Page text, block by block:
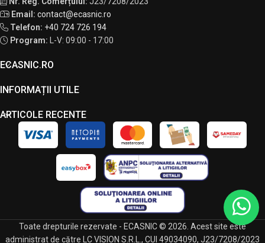
Email: contact@ecasnic.ro
Telefon: +40 724 726 194
Program:
L-V: 09:00 - 17:00
ECASNIC.RO
INFORMAȚII UTILE
ARTICOLE RECENTE
Toate drepturile rezervate - ECASNIC © 2026. Acest site este
administrat de către LC VISION S.R.L., CUI 49034090, J23/7208/2023